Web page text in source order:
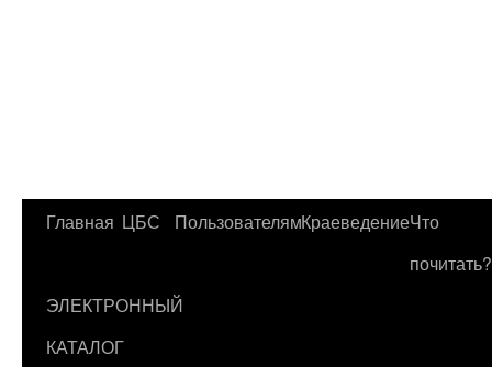
Перейти
содержимому
Главная ЦБС ПользователямКраеведениеЧто
почитать?
ЭЛЕКТРОННЫЙ
КАТАЛОГ